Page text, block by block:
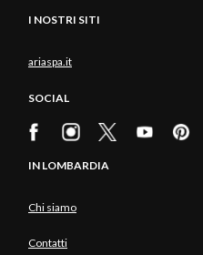
I NOSTRI SITI
ariaspa.it
SOCIAL
IN LOMBARDIA
Chi siamo
Contatti